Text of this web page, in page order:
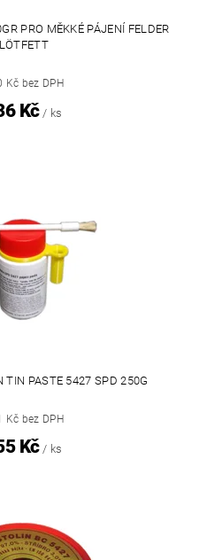
PRO MĚKKÉ PÁJENÍ FELDER
LÖTFETT
Kč bez DPH
Kč / ks
TIN PASTE 5427 SPD 250G
Kč bez DPH
Kč / ks